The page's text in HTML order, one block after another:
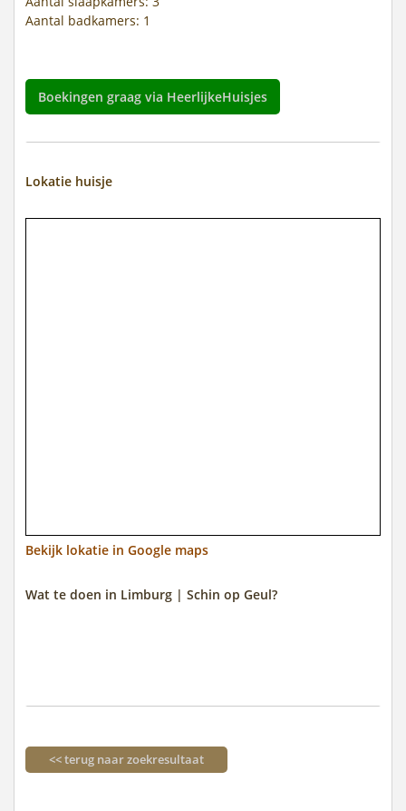
Aantal badkamers: 1
Boekingen graag via HeerlijkeHuisjes
Lokatie huisje
Bekijk lokatie in Google maps
Wat te doen in Limburg | Schin op Geul?
<< terug naar zoekresultaat